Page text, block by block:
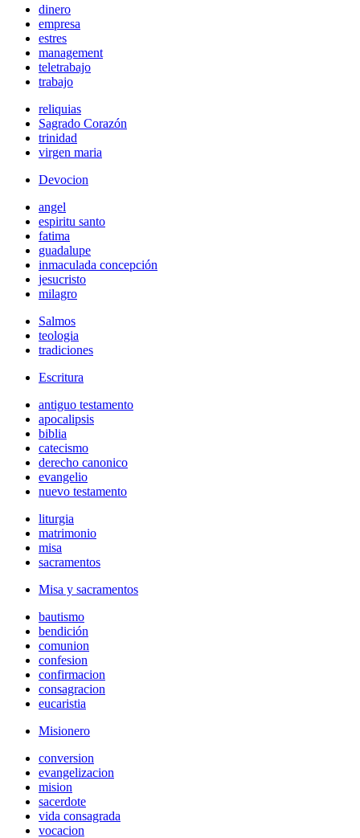
dinero
empresa
estres
management
teletrabajo
trabajo
reliquias
Sagrado Corazón
trinidad
virgen maria
Devocion
angel
espiritu santo
fatima
guadalupe
inmaculada concepción
jesucristo
milagro
Salmos
teologia
tradiciones
Escritura
antiguo testamento
apocalipsis
biblia
catecismo
derecho canonico
evangelio
nuevo testamento
liturgia
matrimonio
misa
sacramentos
Misa y sacramentos
bautismo
bendición
comunion
confesion
confirmacion
consagracion
eucaristia
Misionero
conversion
evangelizacion
mision
sacerdote
vida consagrada
vocacion